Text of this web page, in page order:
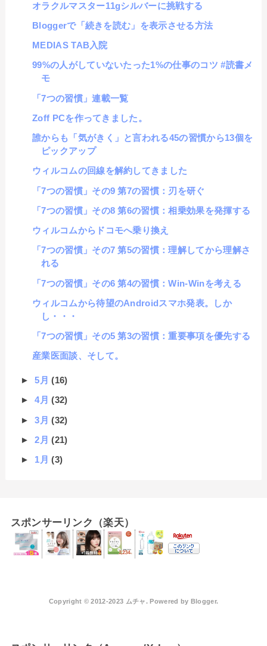
オラクルマスター11gシルバーに挑戦する
Bloggerで「続きを読む」を表示させる方法
MEDIAS TAB入院
99%の人がしていないたった1%の仕事のコツ #読書メ
モ
「7つの習慣」連載一覧
Zoff PCを作ってきました。
誰からも「気がきく」と言われる45の習慣から13個を
ピックアップ
ウィルコムの回線を解約してきました
「7つの習慣」その9 第7の習慣：刃を研ぐ
「7つの習慣」その8 第6の習慣：相乗効果を発揮する
ウィルコムからドコモへ乗り換え
「7つの習慣」その7 第5の習慣：理解してから理解さ
れる
「7つの習慣」その6 第4の習慣：Win-Winを考える
ウィルコムから待望のAndroidスマホ発表。しか
し・・・
「7つの習慣」その5 第3の習慣：重要事項を優先する
産業医面談、そして。
►5月(16)
►4月(32)
►3月(32)
►2月(21)
► 1月(3)
スポンサーリンク（楽天）
Copyright © 2012-2023 ムチャ. Powered by Blogger.